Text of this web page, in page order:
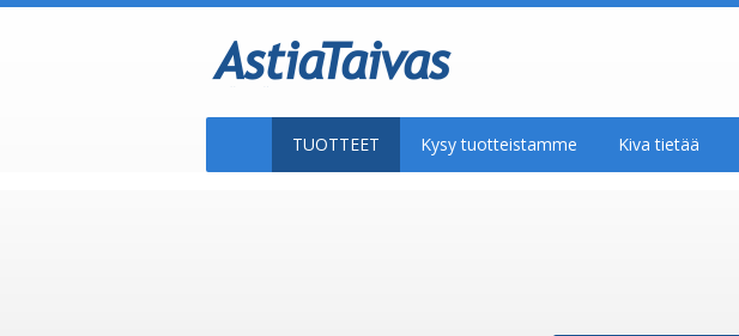
TUOTTEET Kysy tuotteistamme Kiva tietää